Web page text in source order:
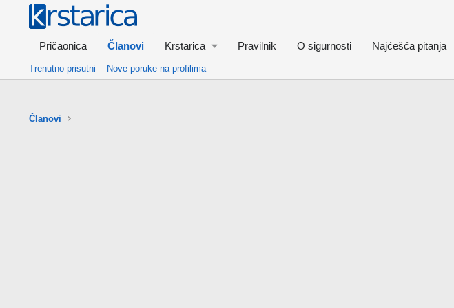
Pričaonica Članovi Krstarica Pravilnik O sigurnosti Najćešća pitanja
Trenutno prisutni Nove poruke na profilima
Članovi